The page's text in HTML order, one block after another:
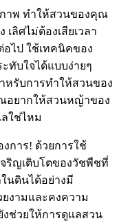
าพ ทำให้สวนของคุณ
เลิศไม่ต้องเสียเวลา
ไป ใช้เทคนิคของ
ทับใจได้แบบง่ายๆ
รับการทำให้สวนของ
อยากให้สวนหญ้าของ
ใช่ไหม
การ! ด้วยการใช้
ริญเติบโตของวัชพืชที่
นดินได้อย่างมี
งามและคงความ
ช่วยให้การดูแลสวน